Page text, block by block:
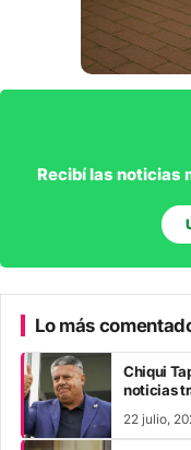
Recibí las noticias
Lo más
Chiqui
noticias
22 julio,